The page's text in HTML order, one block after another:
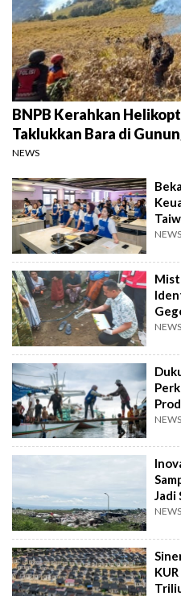
BNPB Kerahkan
Taklukkan Bara di
NEWS
NEWS
NEWS
NEWS
Jadi
NEWS